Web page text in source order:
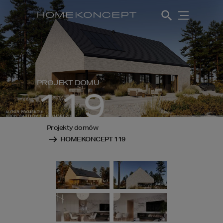
PROJEKT DOMU
119
Projekty domów
HOMEKONCEPT 119